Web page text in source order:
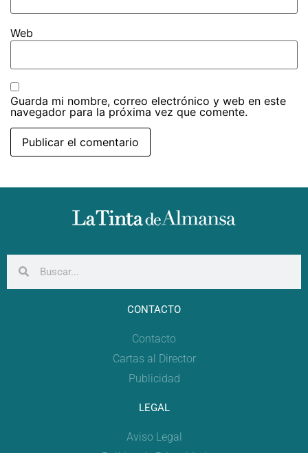
Web
Guarda mi nombre, correo electrónico y web en este
navegador para la próxima vez que comente.
CONTACTO
Contacto
Cartas al Director
Publicidad
LEGAL
Aviso Legal